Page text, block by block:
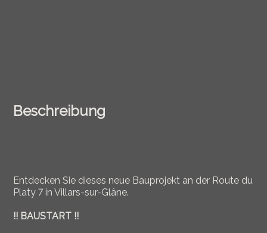
Beschreibung
Entdecken Sie dieses neue Bauprojekt an der Route du
Platy 7 in Villars-sur-Glâne.
!! BAUSTART !!